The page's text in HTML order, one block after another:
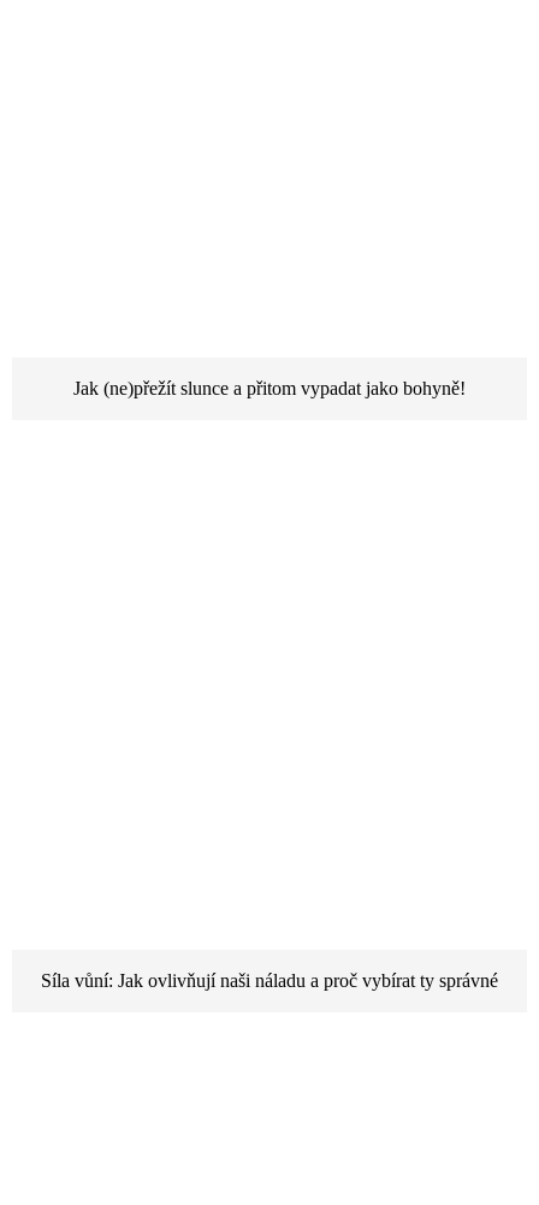
Jak (ne)přežít slunce a přitom vypadat jako bohyně!
Síla vůní: Jak ovlivňují naši náladu a proč vybírat ty správné